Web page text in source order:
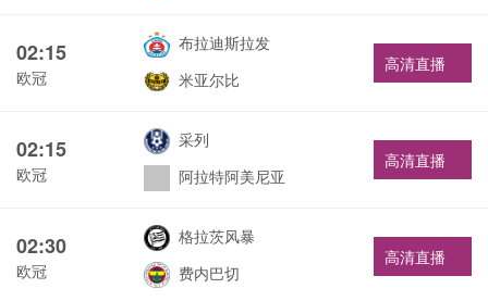
02:15
欧冠
布拉迪斯拉发
米亚尔比
高清直播
02:15
欧冠
采列
阿拉特阿美尼亚
高清直播
02:30
欧冠
格拉茨风暴
费内巴切
高清直播